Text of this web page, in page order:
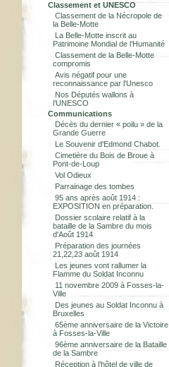
Classement et UNESCO
Classement de la Nécropole de
la Belle-Motte
La Belle-Motte inscrit au
Patrimoine Mondial de l’Humanité
Classement de la Belle-Motte
compromis
Avis négatif pour une
reconnaissance par l'Unesco
Nos Députés wallons à
l’UNESCO
Communications
Décès du dernier « poilu » de la
Grande Guerre
Le Souvenir d'Edmond Chabot.
Cimetière du Bois de Broue à
Pont-de-Loup
Vol Odieux
Parrainage des tombes
95 ans après août 1914 :
EXPOSITION en préparation.
Dossier scolaire relatif à la
bataille de la Sambre du mois
d'Août 1914
Préparation des journées
21,22,23 août 1914
Les jeunes vont rallumer la
Flamme du Soldat Inconnu
11 novembre 2009 à Fosses-la-
Ville
Des jeunes au Soldat Inconnu à
Bruxelles
65ème anniversaire de la Victoire
à Fosses-la-Ville
96ème anniversaire de la Bataille
de la Sambre
Réception à l’hôtel de ville de